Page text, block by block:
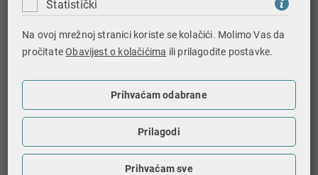
materinskom jeziku i podacima za kontakt.
Nadalje, građani će na temelju uvida u svoje podatke
moći provjeriti vode li službene evidencije točne
građanin upisan u SRS pokreće kod izvora nadležnog
za taj podatak koji ga, nakon ispravka, automatski
Statistički
Na ovoj mrežnoj stranici koriste se kolačići. Molimo Vas da
pročitateObavijest o kolačićima ili prilagodite postavke.
Prihvaćam odabrane
Prilagodi
Prihvaćam sve